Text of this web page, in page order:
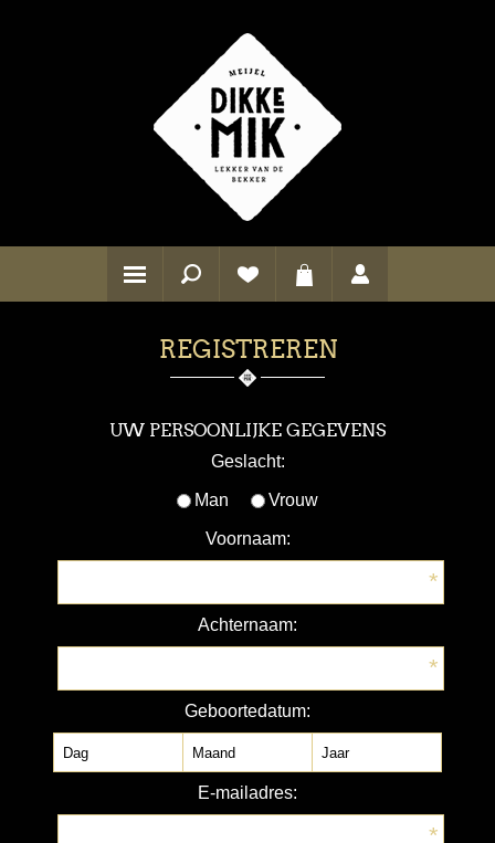
REGISTREREN
UW PERSOONLIJKE GEGEVENS
Geslacht:
Man Vrouw
Voornaam:
*
Achternaam:
*
Geboortedatum:
E-mailadres:
*